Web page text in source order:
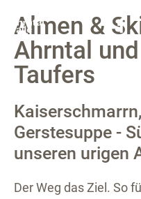
Almen &
Ahrntal
Taufers
Gerstesuppe -
unseren urigen
Der Weg das Ziel. So